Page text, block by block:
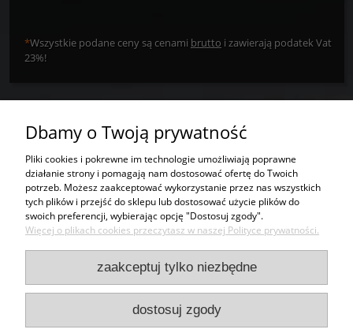
*Wszystkie podane ceny są cenami brutto i zawierają podatek Vat
23%!
Tworzywa sztuczne
Usługi
Moje konto
Bezpieczeństwo
Kontakt
Dbamy o Twoją prywatność
Pliki cookies i pokrewne im technologie umożliwiają poprawne
działanie strony i pomagają nam dostosować ofertę do Twoich
potrzeb. Możesz zaakceptować wykorzystanie przez nas wszystkich
tych plików i przejść do sklepu lub dostosować użycie plików do
swoich preferencji, wybierając opcję "Dostosuj zgody".
Więcej o plikach cookies przeczytasz w naszej Polityce prywatności.
zaakceptuj tylko niezbędne
dostosuj zgody